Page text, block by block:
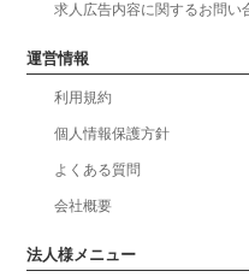
求人広告内容に関するお問い
運営情報
利用規約
個人情報保護方針
よくある質問
会社概要
法人様メニュー